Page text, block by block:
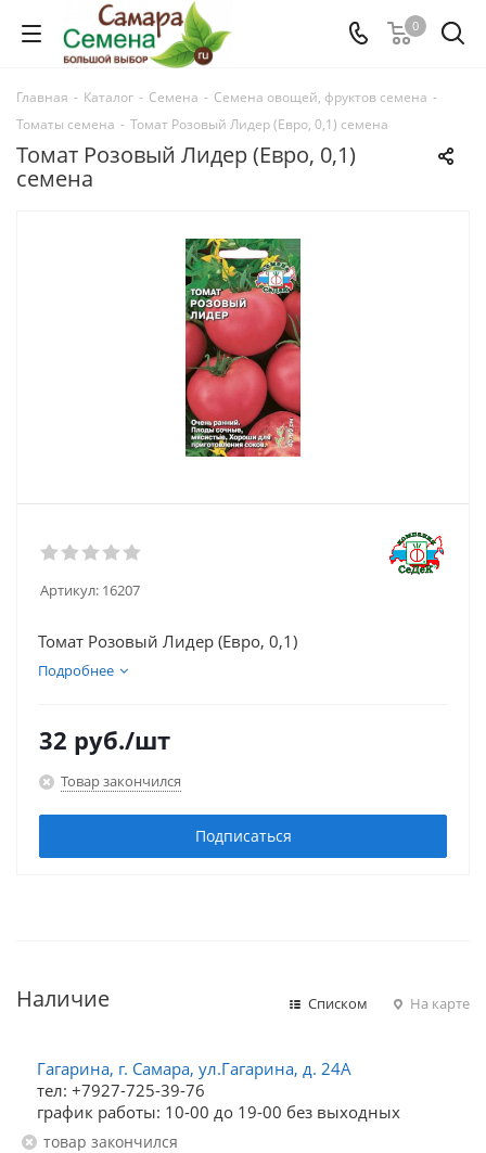
0
Главная - Каталог - Семена - Семена овощей, фруктов семена -
Томаты семена - Томат Розовый Лидер (Евро, 0,1) семена
Томат Розовый Лидер (Евро, 0,1)
семена
Артикул: 16207
Томат Розовый Лидер (Евро, 0,1)
Подробнее
32 руб./шт
Товар закончился
Подписаться
Наличие Списком На карте
Гагарина, г. Самара, ул.Гагарина, д. 24А
тел: +7927-725-39-76
график работы: 10-00 до 19-00 без выходных
Товар закончился